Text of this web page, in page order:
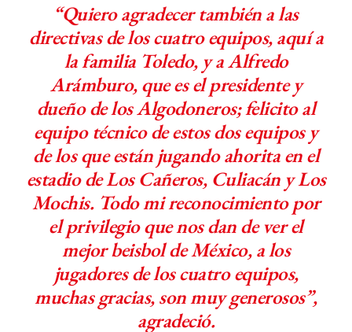
“Quiero agradecer también a las
directivas de los cuatro equipos, aquí a
la familia Toledo, y a Alfredo
Arámburo, que es el presidente y
dueño de los Algodoneros; felicito al
equipo técnico de estos dos equipos y
de los que están jugando ahorita en el
estadio de Los Cañeros, Culiacán y Los
Mochis. Todo mi reconocimiento por
el privilegio que nos dan de ver el
mejor beisbol de México, a los
jugadores de los cuatro equipos,
muchas gracias, son muy generosos”,
agradeció.